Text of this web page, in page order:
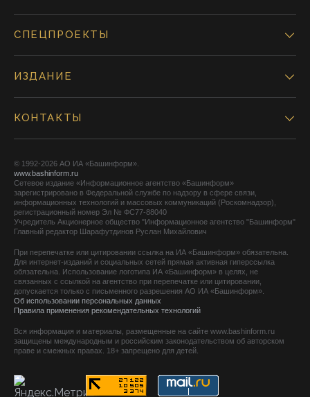
СПЕЦПРОЕКТЫ
ИЗДАНИЕ
КОНТАКТЫ
© 1992-2026 АО ИА «Башинформ».
www.bashinform.ru
Сетевое издание «Информационное агентство «Башинформ»
зарегистрировано в Федеральной службе по надзору в сфере связи,
информационных технологий и массовых коммуникаций (Роскомнадзор),
регистрационный номер Эл № ФС77-88040
Учредитель Акционерное общество "Информационное агентство "Башинформ"
Главный редактор Шарафутдинов Руслан Михайлович
При перепечатке или цитировании ссылка на ИА «Башинформ» обязательна.
Для интернет-изданий и социальных сетей прямая активная гиперссылка
обязательна. Использование логотипа ИА «Башинформ» в целях, не
связанных с ссылкой на агентство при перепечатке или цитировании,
допускается только с письменного разрешения АО ИА «Башинформ».
Об использовании персональных данных
Правила применения рекомендательных технологий
Вся информация и материалы, размещенные на сайте www.bashinform.ru
защищены международным и российским законодательством об авторском
праве и смежных правах. 18+ запрещено для детей.